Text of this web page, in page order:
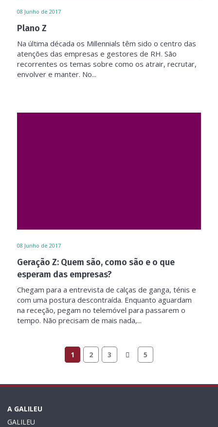
08 Junho de 2017
Plano Z
Na última década os Millennials têm sido o centro das
atenções das empresas e gestores de RH. São
recorrentes os temas sobre como os atrair, recrutar,
envolver e manter. No...
08 Junho de 2017
Geração Z: Quem são, como são e o que
esperam das empresas?
Chegam para a entrevista de calças de ganga, ténis e
com uma postura descontraída. Enquanto aguardam
na receção, pegam no telemóvel para passarem o
tempo. Não precisam de mais nada,...
1 2 3 5
A GALILEU
GALILEU